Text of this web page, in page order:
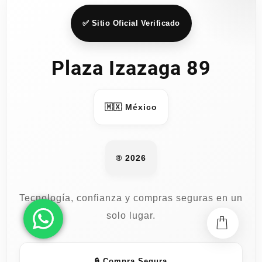
✅ Sitio Oficial Verificado
Plaza Izazaga 89
🇲🇽 México
® 2026
Tecnología, confianza y compras seguras en un
solo lugar.